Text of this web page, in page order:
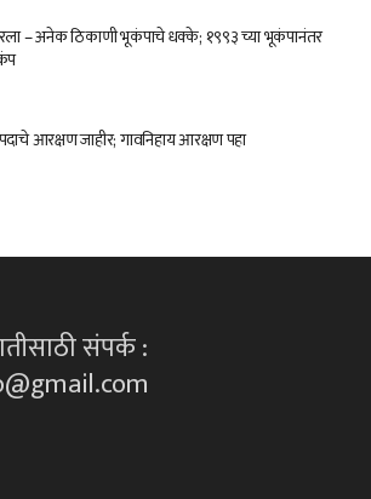
– अनेक ठिकाणी भूकंपाचे धक्के; १९९३ च्या भूकंपानंतर
आरक्षण जाहीर; गावनिहाय आरक्षण पहा
संपर्क :